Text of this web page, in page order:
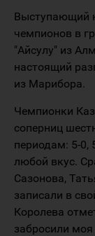
Выступающий
чемпионов в
"Айсулу" из
настоящий
из Марибора.
Чемпионки
соперниц
периодам: 5-0,
любой вкус.
Сазонова,
записали в
Королева
забросили